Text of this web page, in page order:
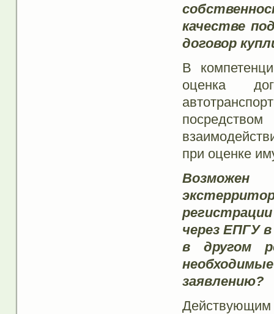
качестве
договор
В
оценка
при оценке
через ЕПГУ
в другом
заявлению?